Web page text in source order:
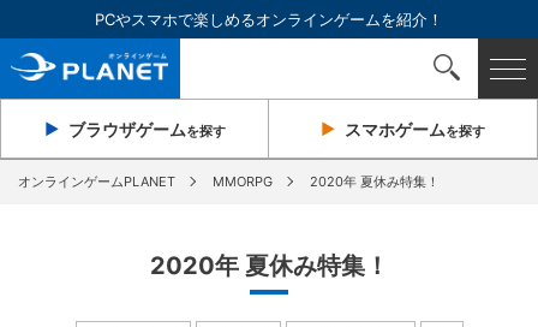
PCやスマホで楽しめるオンラインゲームを紹介！
ブラウザゲームを探す スマホゲームを探す
オンラインゲームPLANET MMORPG 2020年 夏休み特集！
2020年 夏休み特集！